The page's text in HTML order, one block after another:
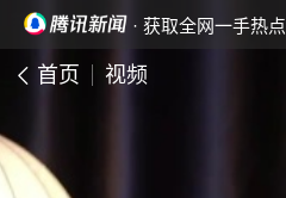
· 获取全网一手热点
首页 视频